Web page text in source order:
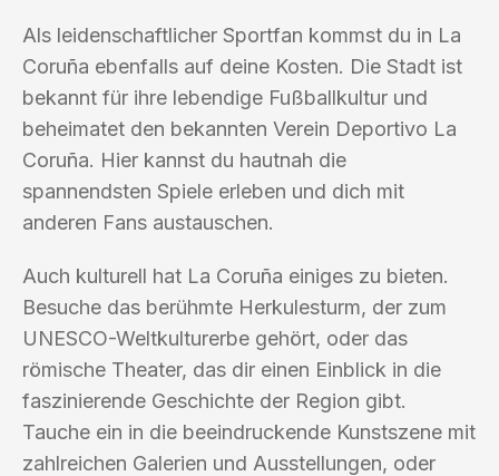
Als leidenschaftlicher Sportfan kommst du in La
Coruña ebenfalls auf deine Kosten. Die Stadt ist
bekannt für ihre lebendige Fußballkultur und
beheimatet den bekannten Verein Deportivo La
Coruña. Hier kannst du hautnah die
spannendsten Spiele erleben und dich mit
anderen Fans austauschen.
Auch kulturell hat La Coruña einiges zu bieten.
Besuche das berühmte Herkulesturm, der zum
UNESCO-Weltkulturerbe gehört, oder das
römische Theater, das dir einen Einblick in die
faszinierende Geschichte der Region gibt.
Tauche ein in die beeindruckende Kunstszene mit
zahlreichen Galerien und Ausstellungen, oder